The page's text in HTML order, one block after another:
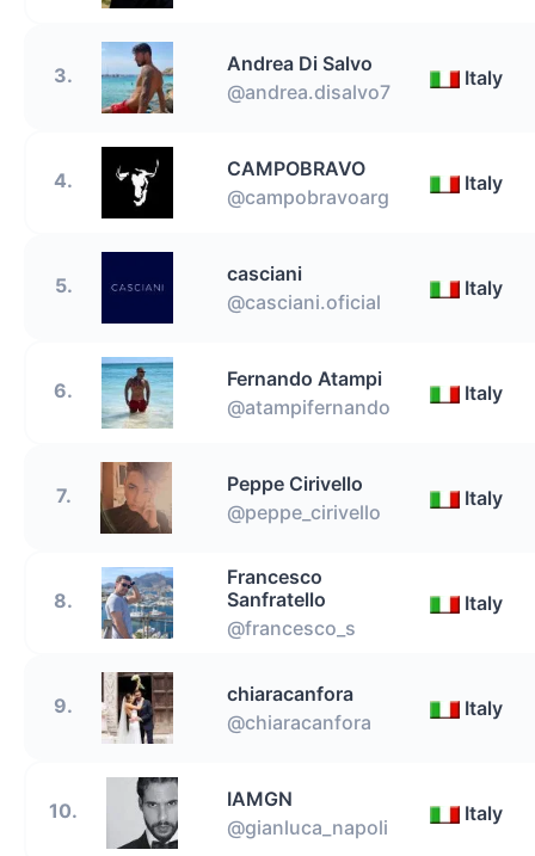
3.
Andrea Di Salvo
@andrea.disalvo7
Italy
4.
CAMPOBRAVO
@campobravoarg
Italy
5.
casciani
@casciani.oficial
Italy
6.
Fernando Atampi
@atampifernando
Italy
7.
Peppe Cirivello
@peppe_cirivello
Italy
8.
Francesco
Sanfratello
@francesco_s
Italy
9.
chiaracanfora
@chiaracanfora
Italy
10.
IAMGN
@gianluca_napoli
Italy